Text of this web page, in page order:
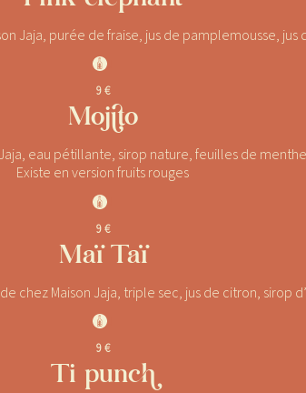
Jaja, purée de fraise, jus de pamplemousse, jus
9 €
Mojito
eau pétillante, sirop nature, feuilles de
Existe en version fruits rouges
9 €
Maï Taï
chez Maison Jaja, triple sec, jus de citron, sirop
9 €
Ti punch